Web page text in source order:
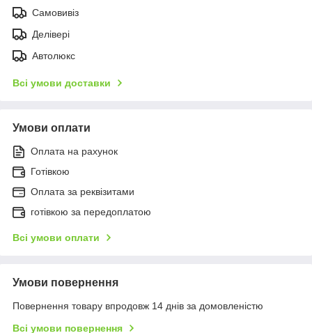
Самовивіз
Делівері
Автолюкс
Всі умови доставки
Умови оплати
Оплата на рахунок
Готівкою
Оплата за реквізитами
готівкою за передоплатою
Всі умови оплати
Умови повернення
Повернення товару впродовж 14 днів за домовленістю
Всі умови повернення